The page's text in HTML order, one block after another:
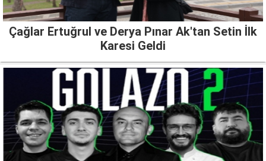
Çağlar Ertuğrul ve Derya Pınar Ak'tan Setin İlk
Karesi Geldi